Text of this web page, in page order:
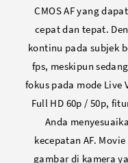
CMOS AF yang
cepat dan tepat.
kontinu pada subjek
fps, meskipun
fokus pada mode
Full HD 60p / 50p,
Anda
kecepatan AF.
gambar di kamera